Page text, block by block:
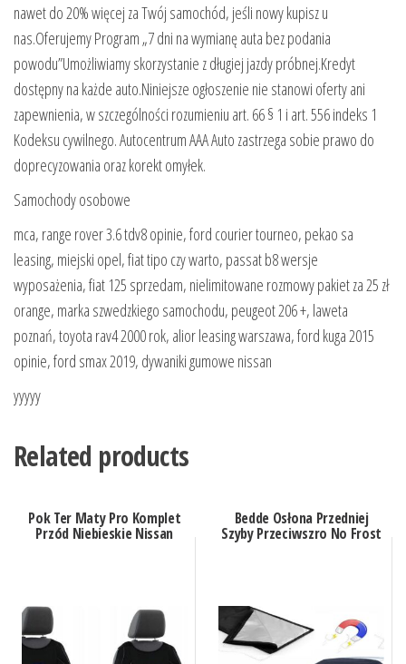
nawet do 20% więcej za Twój samochód, jeśli nowy kupisz u
nas.Oferujemy Program „7 dni na wymianę auta bez podania
powodu”Umożliwiamy skorzystanie z długiej jazdy próbnej.Kredyt
dostępny na każde auto.Niniejsze ogłoszenie nie stanowi oferty ani
zapewnienia, w szczególności rozumieniu art. 66 § 1 i art. 556 indeks 1
Kodeksu cywilnego. Autocentrum AAA Auto zastrzega sobie prawo do
doprecyzowania oraz korekt omyłek.
Samochody osobowe
mca, range rover 3.6 tdv8 opinie, ford courier tourneo, pekao sa
leasing, miejski opel, fiat tipo czy warto, passat b8 wersje
wyposażenia, fiat 125 sprzedam, nielimitowane rozmowy pakiet za 25 zł
orange, marka szwedzkiego samochodu, peugeot 206 +, laweta
poznań, toyota rav4 2000 rok, alior leasing warszawa, ford kuga 2015
opinie, ford smax 2019, dywaniki gumowe nissan
yyyyy
Related products
Pok Ter Maty Pro Komplet
Przód Niebieskie Nissan
Bedde Osłona Przedniej
Szyby Przeciwszro No Frost